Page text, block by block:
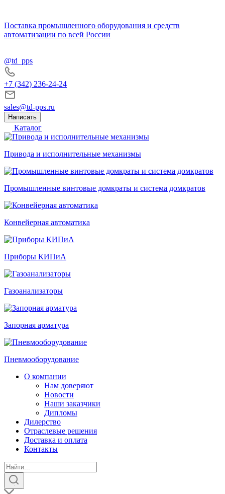
Поставка промышленного оборудования и средств
автоматизации по всей России
@td_pps
+7 (342) 236-24-24
sales@td-pps.ru
Написать
Каталог
Привода и исполнительные механизмы
Промышленные винтовые домкраты и система домкратов
Конвейерная автоматика
Приборы КИПиА
Газоанализаторы
Запорная арматура
Пневмооборудование
О компании
Нам доверяют
Новости
Наши заказчики
Дипломы
Дилерство
Отраслевые решения
Доставка и оплата
Контакты
Поиск
товаров